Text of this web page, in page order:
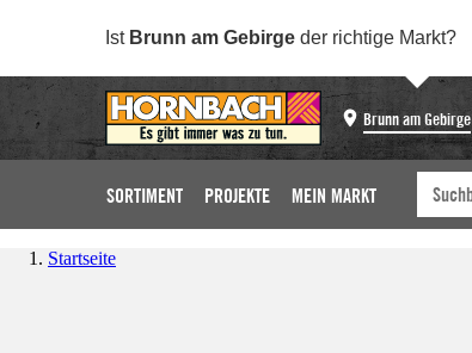
Ist Brunn am Gebirge der richtige Markt?
Brunn am Gebirge
SORTIMENT PROJEKTE MEIN MARKT
Startseite